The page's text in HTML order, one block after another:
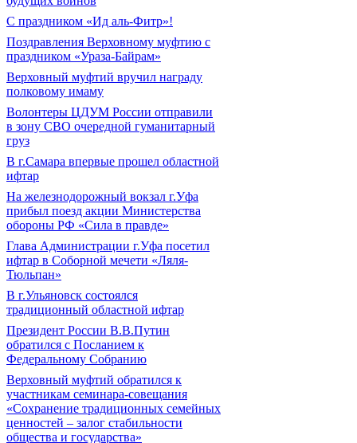
С праздником «Ид аль-Фитр»!
Поздравления Верховному муфтию с
праздником «Ураза-Байрам»
Верховный муфтий вручил награду
полковому имаму
Волонтеры ЦДУМ России отправили
в зону СВО очередной гуманитарный
груз
В г.Самара впервые прошел областной
ифтар
На железнодорожный вокзал г.Уфа
прибыл поезд акции Министерства
обороны РФ «Сила в правде»
Глава Администрации г.Уфа посетил
ифтар в Соборной мечети «Ляля-
Тюльпан»
В г.Ульяновск состоялся
традиционный областной ифтар
Президент России В.В.Путин
обратился с Посланием к
Федеральному Собранию
Верховный муфтий обратился к
участникам семинара-совещания
«Сохранение традиционных семейных
ценностей – залог стабильности
общества и государства»